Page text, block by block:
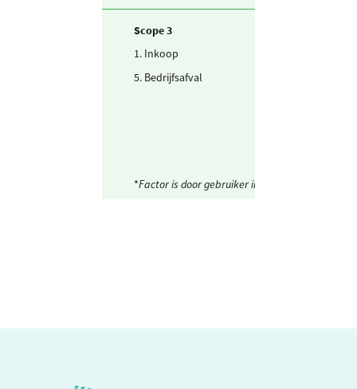
Scope 3
1. Inkoop
5. Bedrijfsafval
*Factor is door gebruiker ingesteld.